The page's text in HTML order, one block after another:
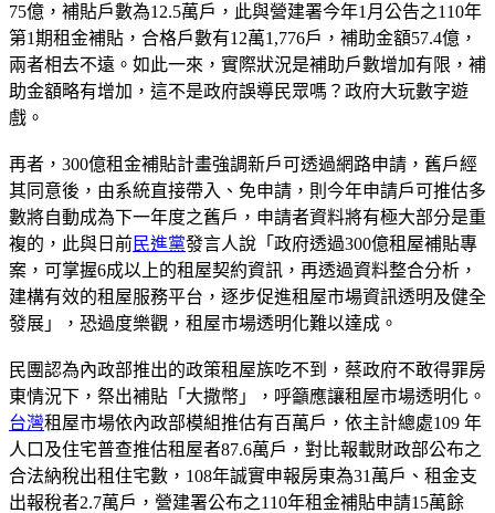
75億，補貼戶數為12.5萬戶，此與營建署今年1月公告之110年
第1期租金補貼，合格戶數有12萬1,776戶，補助金額57.4億，
兩者相去不遠。如此一來，實際狀況是補助戶數增加有限，補
助金額略有增加，這不是政府誤導民眾嗎？政府大玩數字遊
戲。
再者，300億租金補貼計畫強調新戶可透過網路申請，舊戶經
其同意後，由系統直接帶入、免申請，則今年申請戶可推估多
數將自動成為下一年度之舊戶，申請者資料將有極大部分是重
複的，此與日前民進黨發言人說「政府透過300億租屋補貼專
案，可掌握6成以上的租屋契約資訊，再透過資料整合分析，
建構有效的租屋服務平台，逐步促進租屋市場資訊透明及健全
發展」，恐過度樂觀，租屋市場透明化難以達成。
民團認為內政部推出的政策租屋族吃不到，蔡政府不敢得罪房
東情況下，祭出補貼「大撒幣」，呼籲應讓租屋市場透明化。
台灣租屋市場依內政部模組推估有百萬戶，依主計總處109 年
人口及住宅普查推估租屋者87.6萬戶，對比報載財政部公布之
合法納稅出租住宅數，108年誠實申報房東為31萬戶、租金支
出報稅者2.7萬戶，營建署公布之110年租金補貼申請15萬餘